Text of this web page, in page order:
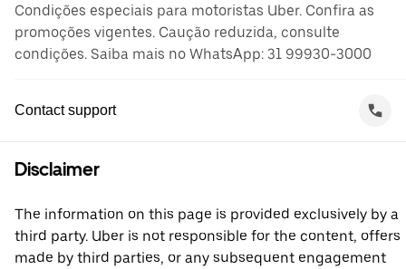
Condições especiais para motoristas Uber. Confira as
promoções vigentes. Caução reduzida, consulte
condições. Saiba mais no WhatsApp: 31 99930-3000
Contact support
Disclaimer
The information on this page is provided exclusively by a
third party. Uber is not responsible for the content, offers
made by third parties, or any subsequent engagement